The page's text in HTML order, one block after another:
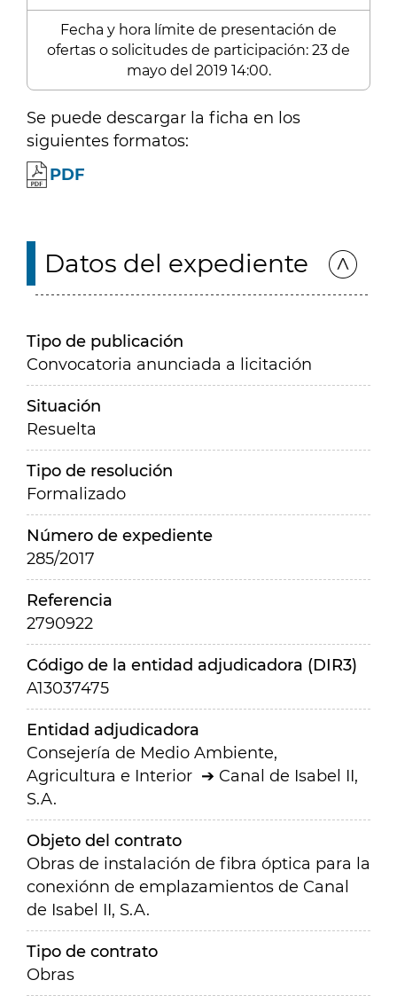
Fecha y hora límite de presentación de
ofertas o solicitudes de participación: 23 de
mayo del 2019 14:00.
Se puede descargar la ficha en los
siguientes formatos:
PDF
Datos del expediente
Tipo de publicación
Convocatoria anunciada a licitación
Situación
Resuelta
Tipo de resolución
Formalizado
Número de expediente
285/2017
Referencia
2790922
Código de la entidad adjudicadora (DIR3)
A13037475
Entidad adjudicadora
Consejería de Medio Ambiente,
Agricultura e Interior
Canal de Isabel II,
S.A.
Objeto del contrato
Obras de instalación de fibra óptica para la
conexiónn de emplazamientos de Canal
de Isabel II, S.A.
Tipo de contrato
Obras